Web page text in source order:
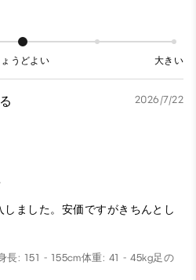
ょうどよい 大きい
2026/7/22
ました。安価ですがきちんとし
長: 151 - 155cm体重: 41 - 45kg足の